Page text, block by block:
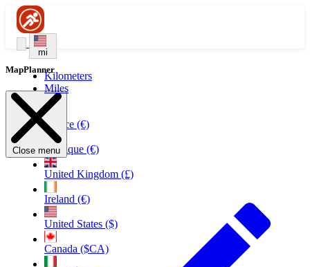
mi
Kilometers
Miles
France (€)
Belgique (€)
United Kingdom (£)
Ireland (€)
United States ($)
Canada ($CA)
MapPlanner
Close menu